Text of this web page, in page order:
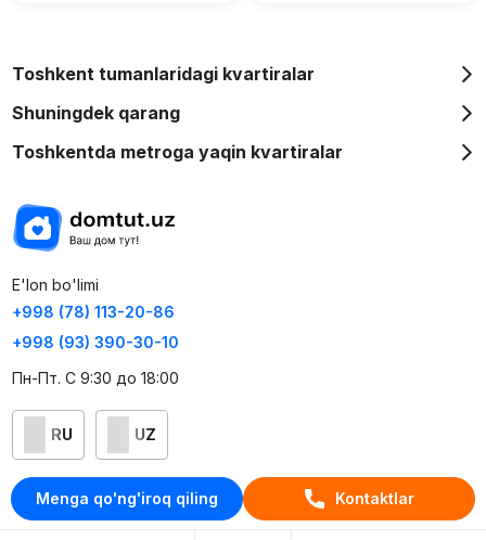
Menga qo'ng'iroq qiling Kontaktlar
Toshkent tumanlaridagi kvartiralar
Shuningdek qarang
Toshkentda metroga yaqin kvartiralar
E'lon bo'limi
+998 (78) 113-20-86
+998 (93) 390-30-10
Пн-Пт. С 9:30 до 18:00
RU UZ
Kontaktlar